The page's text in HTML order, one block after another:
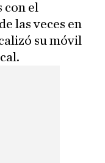
el
las veces en
su móvil